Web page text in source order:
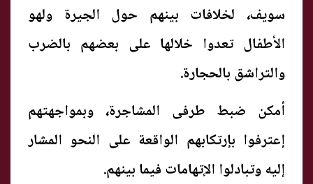
سويف، لخلافات بينهم حول الجيرة ولهو
الأطفال تعدوا خلالها على بعضهم بالضرب
والتراشق بالحجارة.
أمكن ضبط طرفى المشاجرة، وبمواجهتهم
إعترفوا بإرتكابهم الواقعة على النحو المشار
إليه وتبادلوا الإتهامات فيما بينهم.